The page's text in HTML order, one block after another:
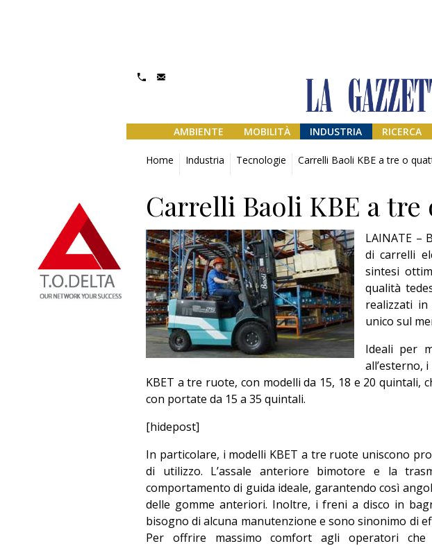
AMBIENTE MOBILITÀ INDUSTRIA RICERCA
Home Industria Tecnologie Carrelli Baoli KBE a tre o
Carrelli Baoli KBE a
LAINATE –
di carrelli
sintesi
qualità
realizzati
unico sul
Ideali per
all’esterno,
KBET a tre ruote, con modelli da 15, 18 e 20 quintali,
con portate da 15 a 35 quintali.
[hidepost]
In particolare, i modelli KBET a tre ruote uniscono
di utilizzo. L’assale anteriore bimotore e la
comportamento di guida ideale, garantendo così
delle gomme anteriori. Inoltre, i freni a disco in
bisogno di alcuna manutenzione e sono sinonimo di
Per offrire massimo comfort agli operatori che